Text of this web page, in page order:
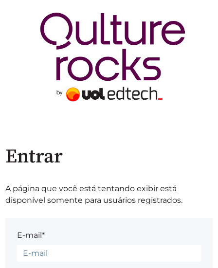
Entrar
A página que você está tentando exibir está
disponível somente para usuários registrados.
E-mail*